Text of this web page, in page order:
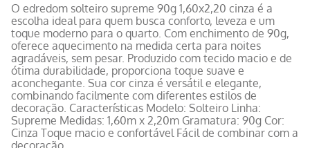
O edredom solteiro supreme 90g 1,60x2,20 cinza é a
escolha ideal para quem busca conforto, leveza e um
toque moderno para o quarto. Com enchimento de 90g,
oferece aquecimento na medida certa para noites
agradáveis, sem pesar. Produzido com tecido macio e de
ótima durabilidade, proporciona toque suave e
aconchegante. Sua cor cinza é versátil e elegante,
combinando facilmente com diferentes estilos de
decoração. Características Modelo: Solteiro Linha:
Supreme Medidas: 1,60m x 2,20m Gramatura: 90g Cor:
Cinza Toque macio e confortável Fácil de combinar com a
decoração